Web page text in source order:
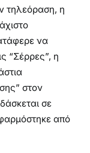
τηλεόραση, η
να
“Σέρρες”, η
στον
σε
από